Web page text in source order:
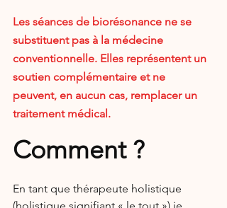
Les séances de biorésonance ne se
substituent pas à la médecine
conventionnelle. Elles représentent un
soutien complémentaire et ne
peuvent, en aucun cas, remplacer un
traitement médical.
Comment ?
En tant que thérapeute holistique